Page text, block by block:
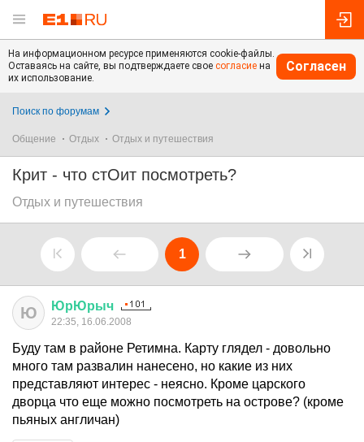
На информационном ресурсе применяются cookie-файлы.
Оставаясь на сайте, вы подтверждаете свое согласие на
их использование.
Согласен
Поиск по форумам
Общение Отдых Отдых и путешествия
Крит - что стОит посмотреть?
Отдых и путешествия
1
Ю ЮрЮрыч
22:35, 16.06.2008
Буду там в районе Ретимна. Карту глядел - довольно
много там развалин нанесено, но какие из них
представляют интерес - неясно. Кроме царского
дворца что еще можно посмотреть на острове? (кроме
пьяных англичан)